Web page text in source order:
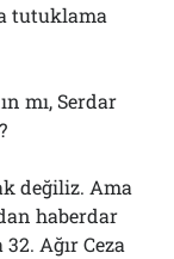
tutuklama
mı, Serdar
değiliz. Ama
haberdar
Ağır Ceza